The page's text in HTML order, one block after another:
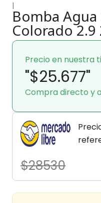
|
Bomba
Colorado 2.9
Precio en nuestra
"$25.677"
Compra directo y
$28530